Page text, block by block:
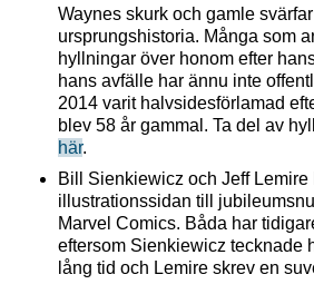
Waynes skurk och gamle
ursprungshistoria. Många som
hyllningar över honom efter
hans avfälle har ännu inte
2014 varit halvsidesförlamad
blev 58 år gammal. Ta del av
här.
Bill Sienkiewicz och Jeff Lemire
illustrationssidan till
Marvel Comics. Båda har
eftersom Sienkiewicz tecknade
lång tid och Lemire skrev en